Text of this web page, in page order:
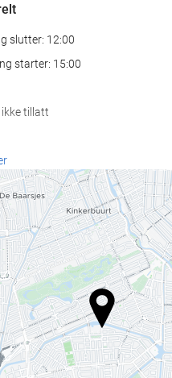
slutter: 12:00
starter: 15:00
tillatt
resepsjon
Drikke
restaurant